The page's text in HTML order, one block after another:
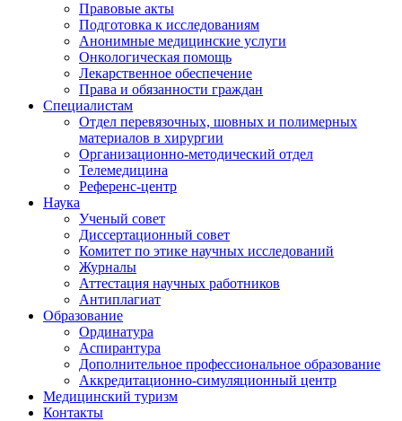
Правовые акты
Подготовка к исследованиям
Анонимные медицинские услуги
Онкологическая помощь
Лекарственное обеспечение
Права и обязанности граждан
Специалистам
Отдел перевязочных, шовных и полимерных
материалов в хирургии
Организационно-методический отдел
Телемедицина
Референс-центр
Наука
Ученый совет
Диссертационный совет
Комитет по этике научных исследований
Журналы
Аттестация научных работников
Антиплагиат
Образование
Ординатура
Аспирантура
Дополнительное профессиональное образование
Аккредитационно-симуляционный центр
Медицинский туризм
Контакты